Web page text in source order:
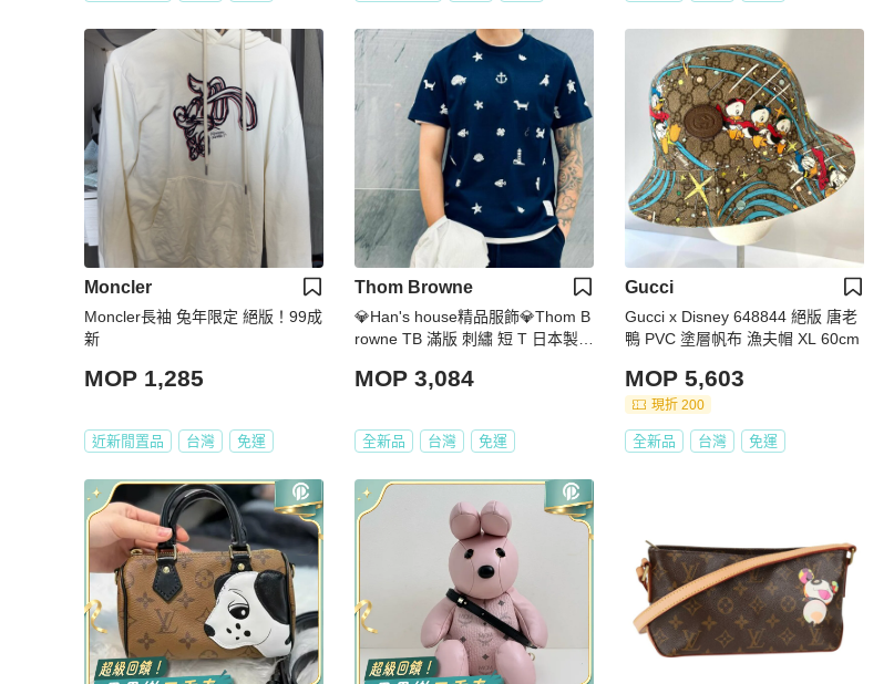
Moncler
Moncler長袖 兔年限定 絕版！99成
新
MOP 1,285
近新閒置品 台灣 免運
Thom Browne
💎Han's house精品服飾💎Thom B
rowne TB 滿版 刺繡 短 T 日本製
MOP 3,084
全新品 台灣 免運
Gucci
Gucci x Disney 648844 絕版 唐老
鴨 PVC 塗層帆布 漁夫帽 XL 60cm
MOP 5,603
現折 200
全新品 台灣 免運